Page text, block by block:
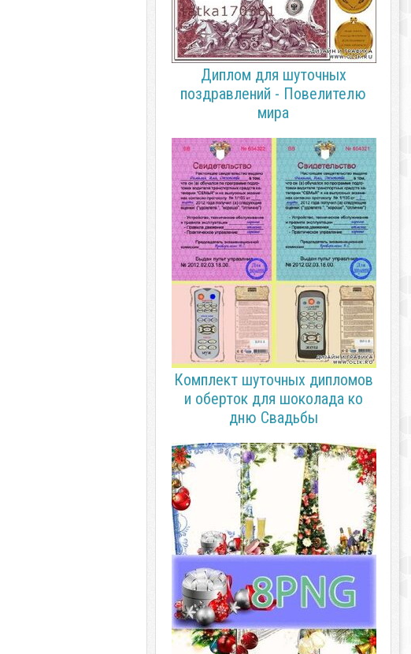
Диплом для шуточных
поздравлений - Повелителю
мира
Комплект шуточных дипломов
и оберток для шоколада ко
дню Свадьбы